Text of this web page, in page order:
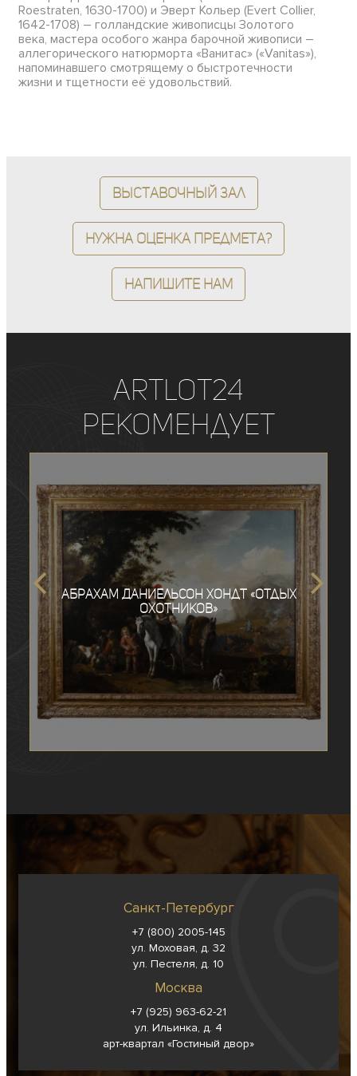
Roestraten, 1630-1700) и Эверт Кольер (Evert Collier,
1642-1708) – голландские живописцы Золотого
века, мастера особого жанра барочной живописи –
аллегорического натюрморта «Ванитас» («Vanitas»),
напоминавшего смотрящему о быстротечности
жизни и тщетности её удовольствий.
Выставочный зал
Нужна оценка предмета?
Напишите нам
ArtLot24
рекомендует
Абрахам Даниельсон Хондт «Отдых
охотников»
Санкт-Петербург
+7 (800) 2005-145
ул. Моховая, д. 32
ул. Пестеля, д. 10
Москва
+7 (925) 963-62-21
ул. Ильинка, д. 4
арт-квартал «Гостиный двор»